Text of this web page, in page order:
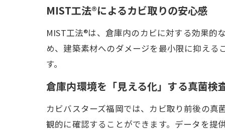
MIST工法®によるカビ取りの安心感
MIST工法®は、倉庫内のカビに対する効果的
め、建築素材へのダメージを最小限に抑える
す。
倉庫内環境を「見える化」する真菌検
カビバスターズ福岡では、カビ取り前後の
観的に確認することができます。データを提